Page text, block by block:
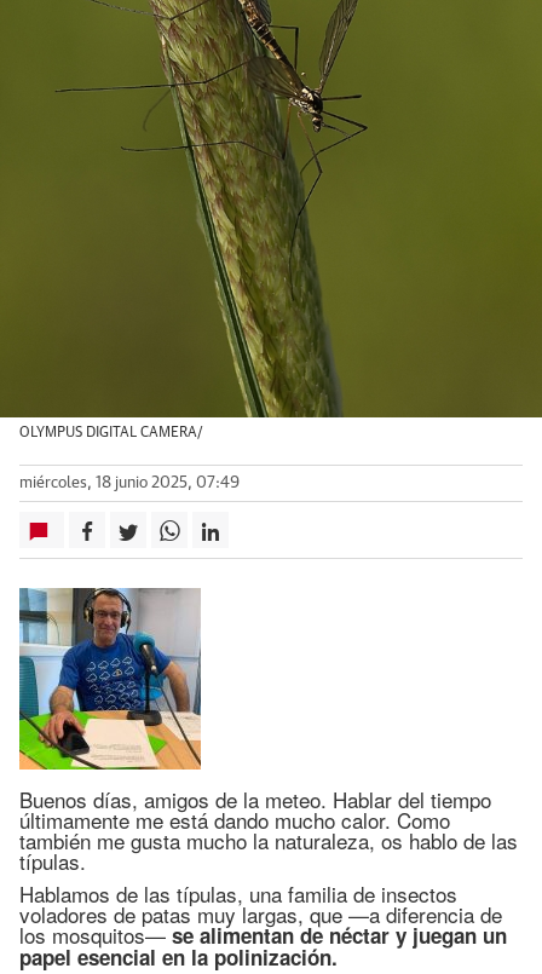
OLYMPUS DIGITAL CAMERA/
miércoles, 18 junio 2025, 07:49
Buenos días, amigos de la meteo. Hablar del tiempo
últimamente me está dando mucho calor. Como
también me gusta mucho la naturaleza, os hablo de las
típulas.
Hablamos de las típulas, una familia de insectos
voladores de patas muy largas, que —a diferencia de
los mosquitos— se alimentan de néctar y juegan un
papel esencial en la polinización.